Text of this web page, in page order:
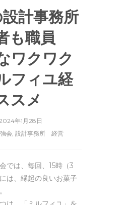
計事務所
も職員
ワクワク
フィユ経
スメ
年1月28日
会, 設計事務所 経営
では、毎回、15時（3
は、縁起の良いお菓子